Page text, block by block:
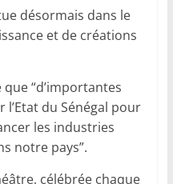
désormais dans le
et de créations
“d’importantes
du Sénégal pour
les industries
notre pays”.
célébrée chaque